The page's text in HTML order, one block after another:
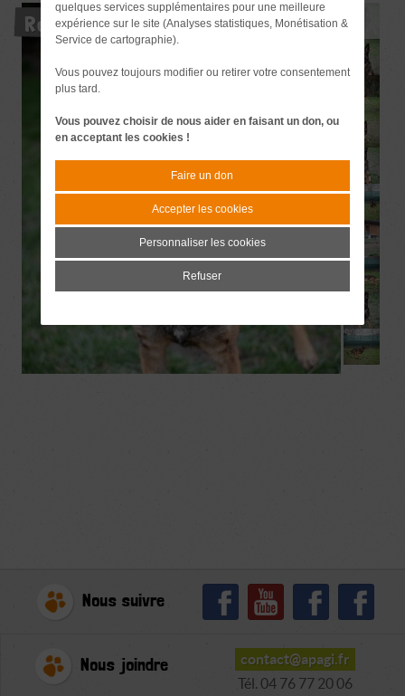
Réservé
Nous suivre
Nous joindre
contact@apagi.fr
Tél. 04 76 77 20 06
quelques services supplémentaires pour une meilleure
expérience sur le site (Analyses statistiques, Monétisation &
Service de cartographie).
Vous pouvez toujours modifier ou retirer votre consentement
plus tard.
Vous pouvez choisir de nous aider en faisant un don, ou
en acceptant les cookies !
Faire un don
Accepter les cookies
Personnaliser les cookies
Refuser